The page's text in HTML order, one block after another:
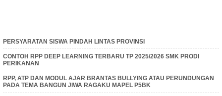
PERSYARATAN SISWA PINDAH LINTAS PROVINSI
CONTOH RPP DEEP LEARNING TERBARU TP 2025/2026 SMK PRODI
PERIKANAN
RPP, ATP DAN MODUL AJAR BRANTAS BULLYING ATAU PERUNDUNGAN
PADA TEMA BANGUN JIWA RAGAKU MAPEL P5BK